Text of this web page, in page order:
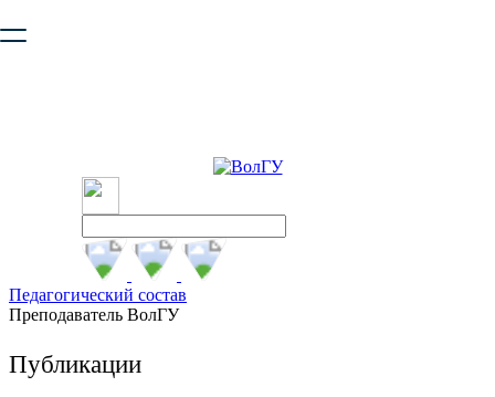
безопасную работу с сайтом. Пожалуйста
Педагогический состав
Преподаватель ВолГУ
Публикации